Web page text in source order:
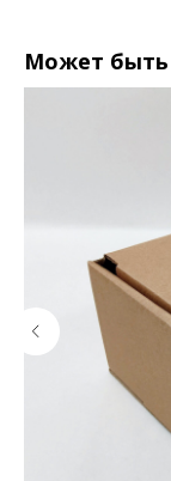
Может быть